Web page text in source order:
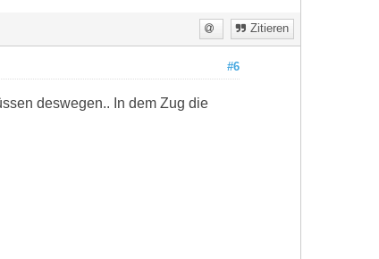
Zitieren
#6
deswegen.. In dem Zug die